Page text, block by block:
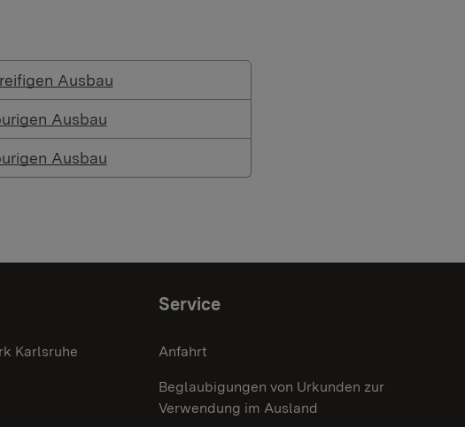
Ausbau
Ausbau
Ausbau
Karlsruhe
Service
Anfahrt
Beglaubigungen von Urkunden zur
Verwendung im Ausland